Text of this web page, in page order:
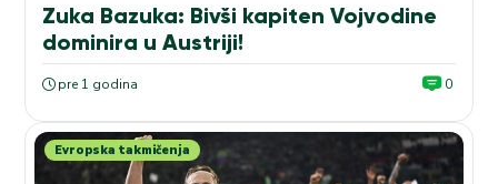
Zuka Bazuka: Bivši kapiten Vojvodine
dominira u Austriji!
pre 1 godina 0
Evropska takmičenja